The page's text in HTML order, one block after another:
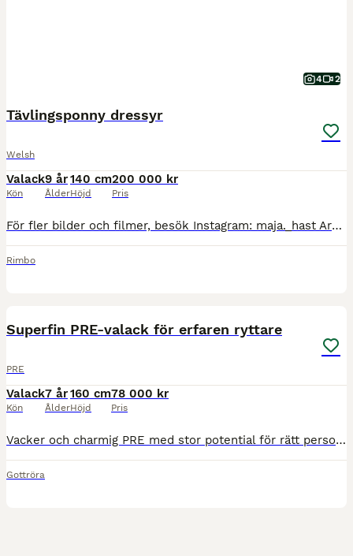
4 2
Tävlingsponny dressyr
Welsh
Valack
Kön
9 år
Ålder
140 cm
Höjd
200 000 kr
Pris
För fler bilder och filmer, besök Instagram: maja._hast Archie är en härlig ponny som passar dig som vill fortsätta utvecklas på tävlingsbanan eller som söker en fantastisk bästa vän. Han lyssnar ti
Rimbo
Superfin PRE-valack för erfaren ryttare
PRE
Valack
Kön
7 år
Ålder
160 cm
Höjd
78 000 kr
Pris
Vacker och charmig PRE med stor potential för rätt person. I vardaglig hantering är Bizco snäll, okomplicerad och en väldigt gullig häst. I ridningen är han fortfarande under utbildning. Han är käns
Gottröra